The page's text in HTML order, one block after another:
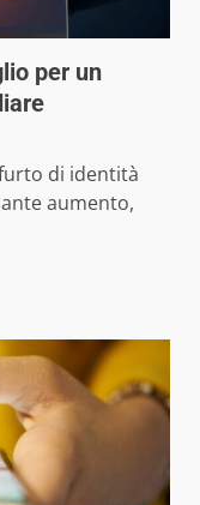
per un
di identità
aumento,